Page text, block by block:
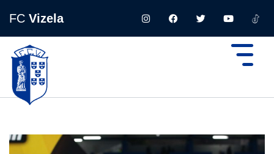
FC Vizela